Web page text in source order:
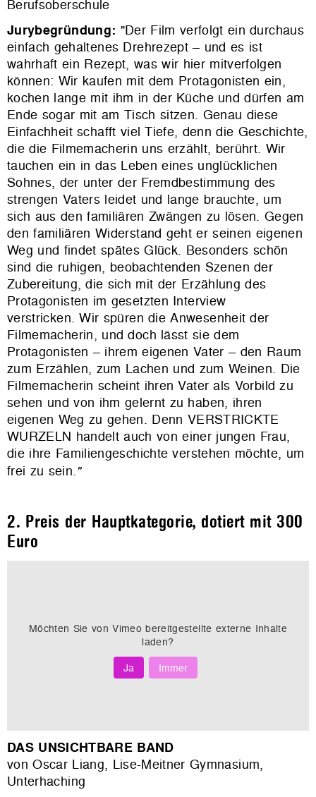
Berufsoberschule
Jurybegründung: "Der Film verfolgt ein durchaus
einfach gehaltenes Drehrezept – und es ist
wahrhaft ein Rezept, was wir hier mitverfolgen
können: Wir kaufen mit dem Protagonisten ein,
kochen lange mit ihm in der Küche und dürfen am
Ende sogar mit am Tisch sitzen. Genau diese
Einfachheit schafft viel Tiefe, denn die Geschichte,
die die Filmemacherin uns erzählt, berührt. Wir
tauchen ein in das Leben eines unglücklichen
Sohnes, der unter der Fremdbestimmung des
strengen Vaters leidet und lange brauchte, um
sich aus den familiären Zwängen zu lösen. Gegen
den familiären Widerstand geht er seinen eigenen
Weg und findet spätes Glück. Besonders schön
sind die ruhigen, beobachtenden Szenen der
Zubereitung, die sich mit der Erzählung des
Protagonisten im gesetzten Interview
verstricken.Wir spüren die Anwesenheit der
Filmemacherin, und doch lässt sie dem
Protagonisten – ihrem eigenen Vater – den Raum
zum Erzählen, zum Lachen und zum Weinen. Die
Filmemacherin scheint ihren Vater als Vorbild zu
sehen und von ihm gelernt zu haben, ihren
eigenen Weg zu gehen. Denn VERSTRICKTE
WURZELN handelt auch von einer jungen Frau,
die ihre Familiengeschichte verstehen möchte, um
frei zu sein."
2. Preis der Hauptkategorie, dotiert mit 300
Euro
Möchten Sie vonVimeo bereitgestellte externe Inhalte
laden?
Ja
Immer
DAS UNSICHTBARE BAND
von Oscar Liang, Lise-Meitner Gymnasium,
Unterhaching